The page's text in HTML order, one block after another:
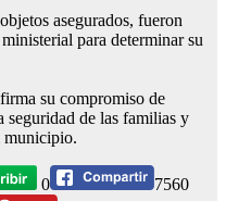
asegurados, fueron
para determinar su
su compromiso de
seguridad de las familias y
municipio.
0
7560